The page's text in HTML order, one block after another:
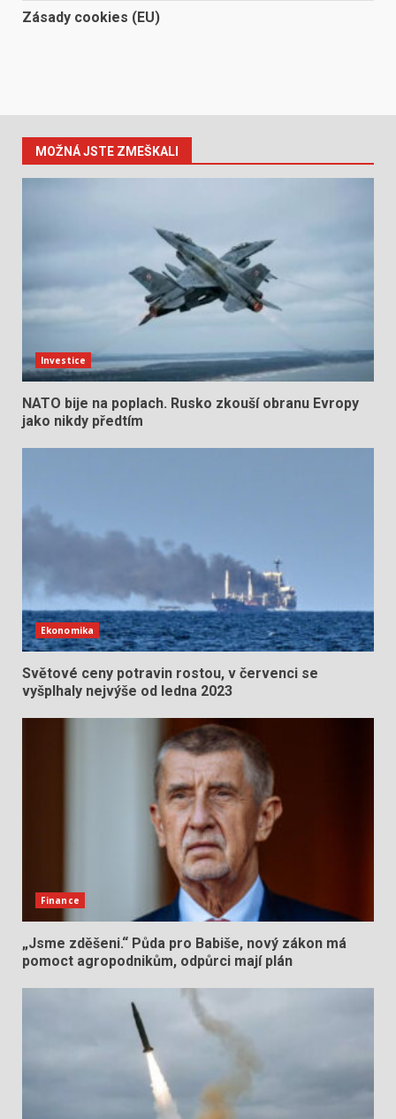
Zásady cookies (EU)
MOŽNÁ JSTE ZMEŠKALI
Investice
NATO bije na poplach. Rusko zkouší obranu Evropy
jako nikdy předtím
Ekonomika
Světové ceny potravin rostou, v červenci se
vyšplhaly nejvýše od ledna 2023
Finance
„Jsme zděšeni.“ Půda pro Babiše, nový zákon má
pomoct agropodnikům, odpůrci mají plán